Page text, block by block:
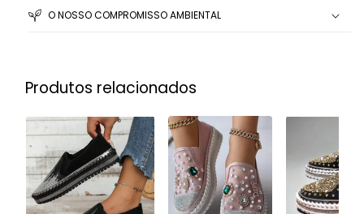
O NOSSO COMPROMISSO AMBIENTAL
Produtos relacionados